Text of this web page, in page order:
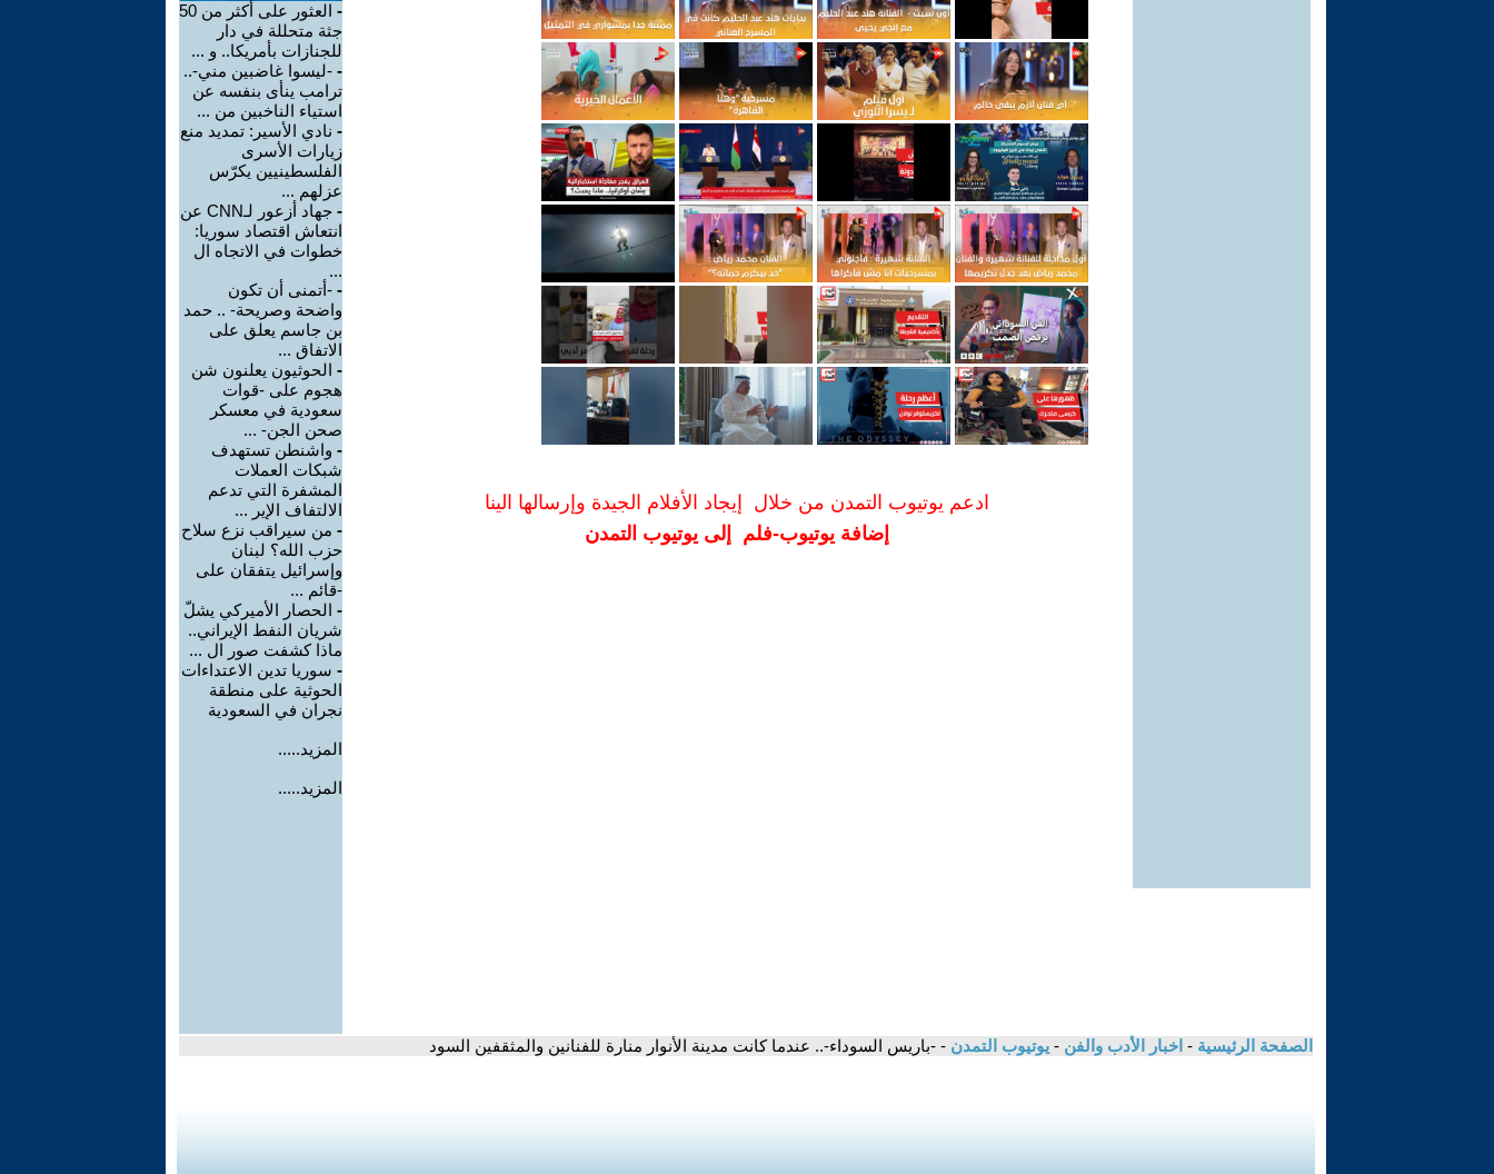
ادعم يوتيوب التمدن من خلال إيجاد الأفلام الجيدة وإرسالها الينا
إضافة يوتيوب-فلم إلى يوتيوب التمدن
-
العثور على أكثر من 50
جثة متحللة في دار
للجنازات بأمريكا.. و ...
- -ليسوا غاضبين مني-..
ترامب ينأى بنفسه عن
استياء الناخبين من ...
- نادي الأسير: تمديد منع
زيارات الأسرى
الفلسطينيين يكرّس
عزلهم ...
-
جهاد أزعور لـCNN عن
انتعاش اقتصاد سوريا:
خطوات في الاتجاه ال
...
- -أتمنى أن تكون
واضحة وصريحة- .. حمد
بن جاسم يعلق على
الاتفاق ...
- الحوثيون يعلنون شن
هجوم على -قوات
سعودية في معسكر
صحن الجن- ...
- واشنطن تستهدف
شبكات العملات
المشفرة التي تدعم
الالتفاف الإير ...
- من سيراقب نزع سلاح
حزب الله؟ لبنان
وإسرائيل يتفقان على
-قائم ...
- الحصار الأميركي يشلّ
شريان النفط الإيراني..
ماذا كشفت صور ال ...
- سوريا تدين الاعتداءات
الحوثية على منطقة
نجران في السعودية
المزيد.....
المزيد.....
الصفحة الرئيسية - اخبار الأدب والفن - يوتيوب التمدن - -باريس السوداء-.. عندما كانت مدينة الأنوار منارة للفنانين والمثقفين السود